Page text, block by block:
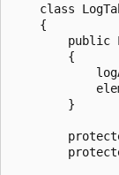
class
    {
public
        {
        }